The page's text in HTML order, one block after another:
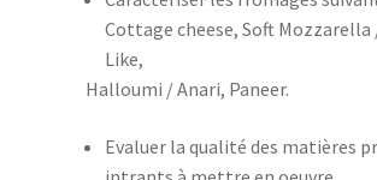
Cottage cheese, Soft
Like,
Halloumi / Anari, Paneer.
Evaluer la qualité des matières